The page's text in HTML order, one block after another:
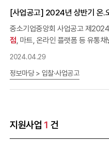
사 참여, 매대 지원, 마케팅 지원 등 ※ 세부사항은 각 유통채널이 최
선정업체와 직접 조율 예정 3. 신
26(목) 18:00 ㅇ 제출 서류 : 중소
: 중소기업중앙회 홈페이지 온라인
책실 (☏02-2124-3173)
[사업공고] 2024년 상반기 온․
중소기업중앙회 사업공고 제
점, 마트, 온라인 플랫폼 등 유통
지원하기 위해​「2024년 상반기 온
다.- 다 음 -1. 신청 대상 : ①국내 소재 ②소비재 제조 ③중소기업․소
각 유통채널이 최종 선정업체와
기간 : 4. 25(목) ~ 5. 10(금)
2024.04.29
정보마당 > 입찰·사업공고
지원사업 1 건